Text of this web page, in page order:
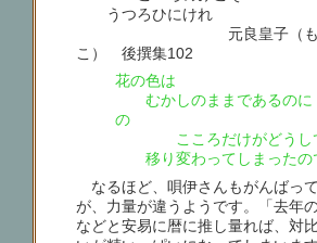
うつろひにけれ
元良皇子（もとよ
こ） 後撰集102
花の色は
むかしのままであるのに
の
こころだけがどうし
移り変わってしまったの
なるほど、唄伊さんもがんばっ
が、力量が違うようです。「去年の
などと安易に暦に推し量れば、対